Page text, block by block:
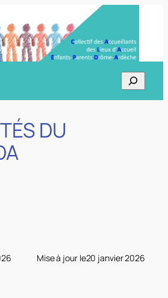
DU
Mise à jour le20 janvier 2026